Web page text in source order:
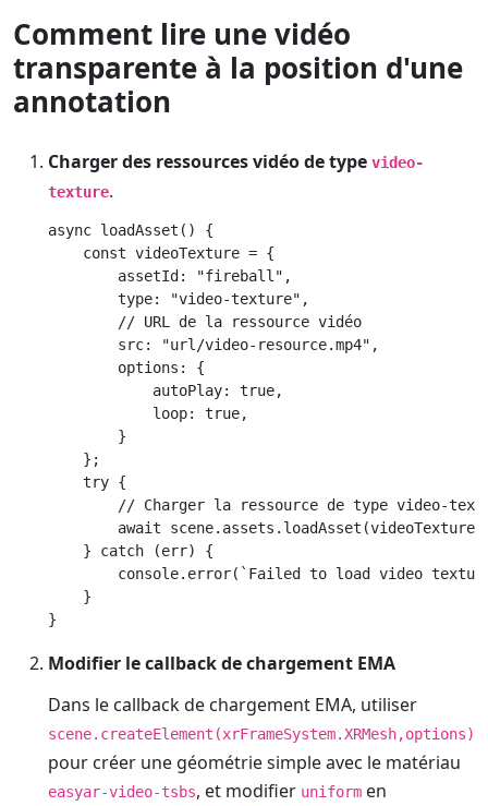
Comment lire une vidéo
transparente à la position d'une
annotation
Charger des ressources vidéo de type video-
texture.
async loadAsset() {
    const videoTexture = {
        assetId: "fireball",
        type: "video-texture",
        // URL de la ressource vidéo
        src: "url/video-resource.mp4",
        options: {
            autoPlay: true,
            loop: true,
        }
    };
    try {
// Charger la ressource de type video-
await
    } catch (err) {
console.error(`Failed to load video
    }
Modifier le callback de chargement EMA
Dans le callback de chargement EMA, utiliser
scene.createElement(xrFrameSystem.XRMesh,options)
pour créer une géométrie simple avec le matériau
easyar-video-tsbs, et modifier uniform en